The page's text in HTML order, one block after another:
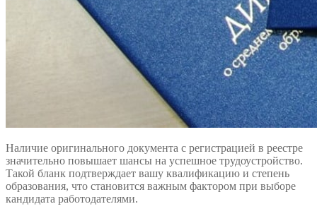
Наличие оригинального документа с регистрацией в реестре
значительно повышает шансы на успешное трудоустройство.
Такой бланк подтверждает вашу квалификацию и степень
образования, что становится важным фактором при выборе
кандидата работодателями.